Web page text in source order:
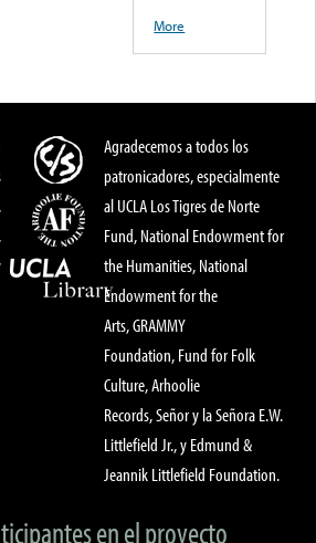
More
Agradecemos a todos los
patronicadores, especialmente
al UCLA Los Tigres de Norte
Fund, National Endowment for
the Humanities, National
Endowment for the
Arts, GRAMMY
Foundation, Fund for Folk
Culture, Arhoolie
Records, Señor y la Señora E.W.
Littlefield Jr., y Edmund &
Jeannik Littlefield Foundation.
en el proyecto